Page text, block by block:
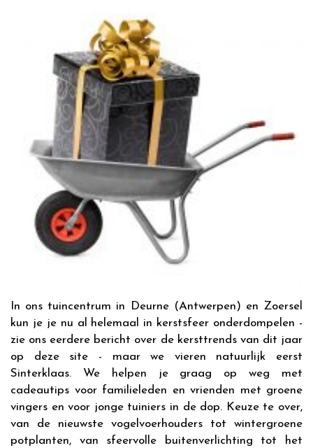
In ons tuincentrum in Deurne (Antwerpen) en Zoersel
kun je je nu al helemaal in kerstsfeer onderdompelen -
zie ons eerdere bericht over de kersttrends van dit jaar
op deze site - maar we vieren natuurlijk eerst
Sinterklaas. We helpen je graag op weg met
cadeautips voor familieleden en vrienden met groene
vingers en voor jonge tuiniers in de dop. Keuze te over,
van de nieuwste vogelvoerhouders tot wintergroene
potplanten, van sfeervolle buitenverlichting tot het